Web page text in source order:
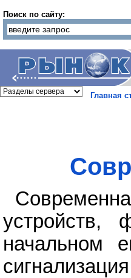
Поиск по сайту:
Главная
устройств,
начальном